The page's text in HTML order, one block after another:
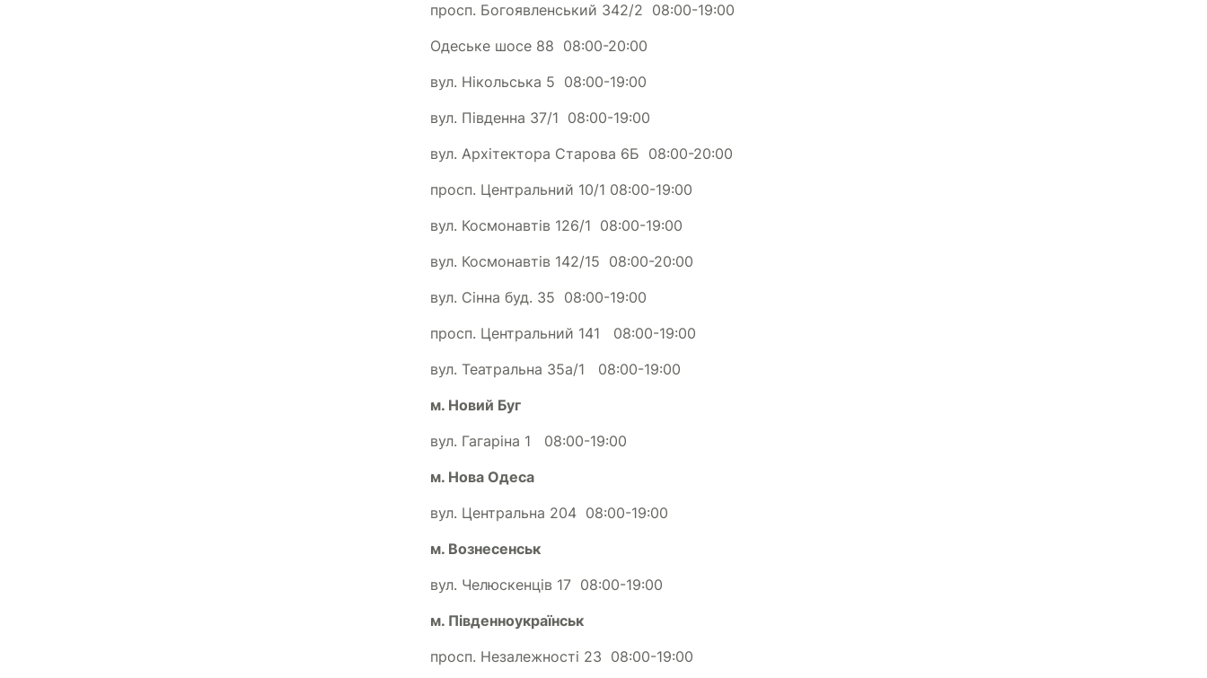
просп. Богоявленський 342/2 08:00-19:00
Одеське шосе 88 08:00-20:00
вул. Нікольська 5 08:00-19:00
вул. Південна 37/1 08:00-19:00
вул. Архітектора Старова 6Б 08:00-20:00
просп. Центральний 10/1 08:00-19:00
вул. Космонавтів 126/1 08:00-19:00
вул. Космонавтів 142/15 08:00-20:00
вул. Сінна буд. 35 08:00-19:00
просп. Центральний 141 08:00-19:00
вул. Театральна 35а/1 08:00-19:00
м. Новий Буг
вул. Гагаріна 1 08:00-19:00
м. Нова Одеса
вул. Центральна 204 08:00-19:00
м. Вознесенськ
вул. Челюскенців 17 08:00-19:00
м. Південноукраїнськ
просп. Незалежності 23 08:00-19:00